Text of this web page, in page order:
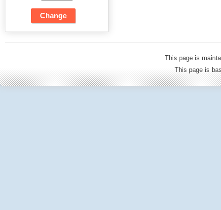
This page is
This page is